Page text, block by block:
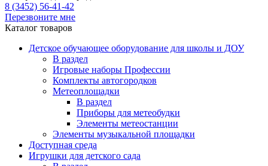
8 (3452) 56-41-42
Перезвоните мне
Каталог товаров
Детское обучающее оборудование для школы и ДОУ
В раздел
Игровые наборы Профессии
Комплекты автогородков
Метеоплощадки
В раздел
Приборы для метеобудки
Элементы метеостанции
Элементы музыкальной площадки
Доступная среда
Игрушки для детского сада